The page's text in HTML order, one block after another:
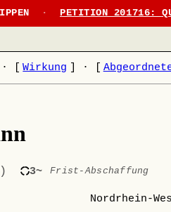
· PETITION 201716:
· Wirkung ·
3~ Frist-Abschaffung
Nordrhein-